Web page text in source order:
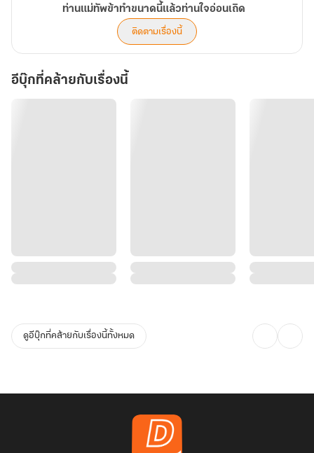
ท่านแม่ทัพข้าทำขนาดนี้แล้วท่านใจอ่อนเถิด
ติดตามเรื่องนี้
อีบุ๊กที่คล้ายกับเรื่องนี้
ดูอีบุ๊กที่คล้ายกับเรื่องนี้ทั้งหมด